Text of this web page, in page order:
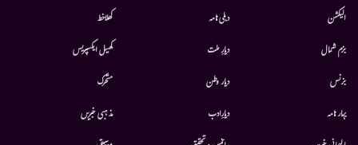
الیکشن
بزم شمال
بزنس
بہار نامہ
دہلی نامہ
دیارِ ملت
دیار وطن
دیارِادب
کھلاخط
کھیل ایکسپریس
متحرك
مذہبی خبریں